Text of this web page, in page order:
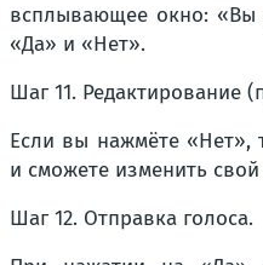
всплывающее окно:
«Да» и «Нет».
Шаг 11. Редактирование
Если вы нажмёте «Нет»,
и сможете изменить
Шаг 12. Отправка голоса.